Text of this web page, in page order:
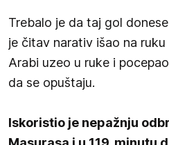
Trebalo je da taj gol
je čitav narativ išao na
Arabi uzeo u ruke i
da se opuštaju.
Iskoristio je nepažnju